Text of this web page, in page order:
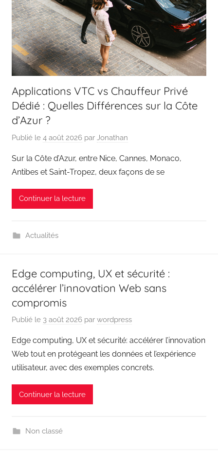
Applications VTC vs Chauffeur Privé
Dédié : Quelles Différences sur la Côte
d’Azur ?
Publié le 4 août 2026 par Jonathan
Sur la Côte d’Azur, entre Nice, Cannes, Monaco,
Antibes et Saint-Tropez, deux façons de se
Continuer la lecture
Actualités
Edge computing, UX et sécurité :
accélérer l’innovation Web sans
compromis
Publié le 3 août 2026 par wordpress
Edge computing, UX et sécurité: accélérer l’innovation
Web tout en protégeant les données et l’expérience
utilisateur, avec des exemples concrets.
Continuer la lecture
Non classé